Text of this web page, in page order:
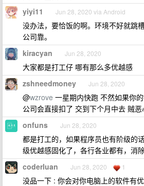
yiyi11 Jun 28, 2020 via Android
没办法，要恰饭的啊。环境不好就跳
公司靠。
kiracyan Jun 28, 2020
大家都是打工仔 哪有那么多优越感
zshneedmoney Jun 28, 2020
@wzrove 一星期内快跑 不然如果你
公司会直接扣了 交到下个月中去 贼恶
onfuns Jun 28, 2020
都是打工的，如果程序员也有阶级的
级优越感固化了，各行各业都有，消除
coderluan Jun 28, 2020 1
没品一下 : 你会对你电脑上的软件有